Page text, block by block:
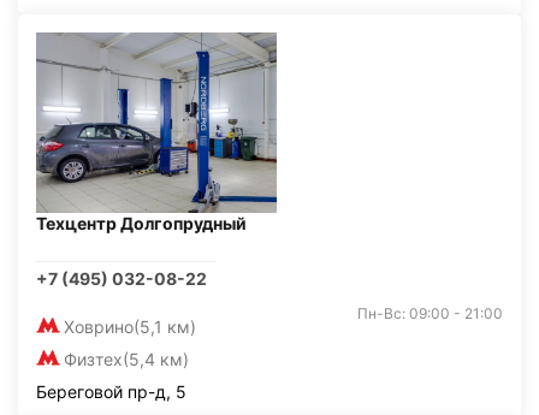
Техцентр Долгопрудный
+7 (495) 032-08-22
Ховрино(5,1 км)
Физтех(5,4 км)
Пн-Вс: 09:00 - 21:00
Береговой пр-д, 5